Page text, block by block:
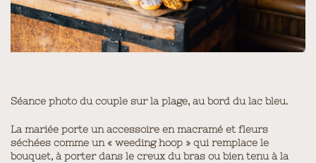
Séance photo du couple sur la plage, au bord du lac bleu.
La mariée porte un accessoire en macramé et fleurs
séchées comme un « weeding hoop » qui remplace le
bouquet, à porter dans le creux du bras ou bien tenu à la